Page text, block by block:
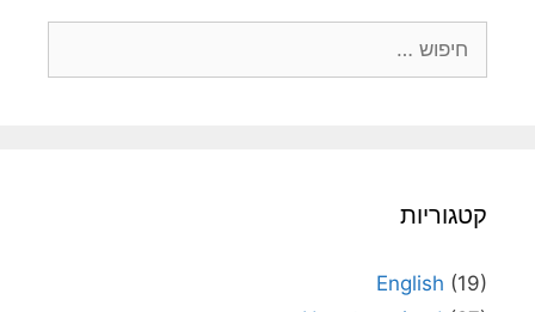
קטגוריות
English (19)